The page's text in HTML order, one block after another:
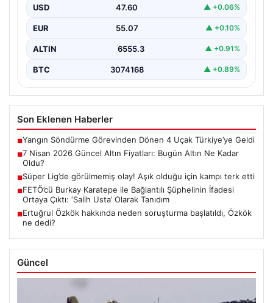
USD 47.60 ▲ +0.06%
EUR 55.07 ▲ +0.10%
ALTIN 6555.3 ▲ +0.91%
BTC 3074168 ▲ +0.89%
Son Eklenen Haberler
■Yangın Söndürme Görevinden Dönen 4 Uçak Türkiye’ye Geldi
■7 Nisan 2026 Güncel Altın Fiyatları: Bugün Altın Ne Kadar
Oldu?
■Süper Lig’de görülmemiş olay! Aşık olduğu için kampı terk etti
■FETÖ’cü Burkay Karatepe ile Bağlantılı Şüphelinin İfadesi
Ortaya Çıktı: ‘Salih Usta’ Olarak Tanıdım
■Ertuğrul Özkök hakkında neden soruşturma başlatıldı, Özkök
ne dedi?
Güncel